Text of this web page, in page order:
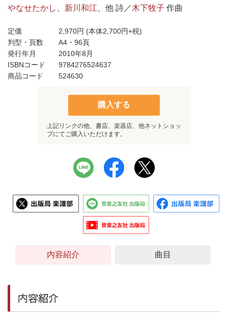
やなせたかし 新川和江 、他 詩／木下牧子 作曲
定価 2,970円 (本体2,700円+税)
判型・頁数
A4・96頁
発行年月
2010年8月
ISBNコード
9784276524637
商品コード
524630
購入する
上記リンクの他、書店、楽器店、他ネットショッ
プにてご購入いただけます。
内容紹介 曲目
内容紹介